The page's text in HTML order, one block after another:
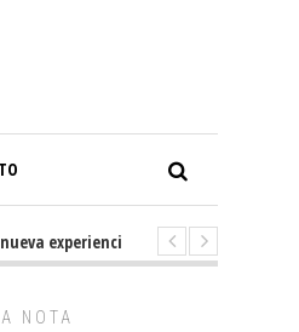
experiencia internacional en Buenos
NOTA